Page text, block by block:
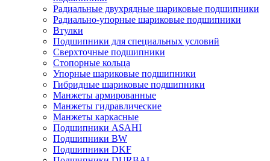
Радиальные двухрядные шариковые подшипники
Радиально-упорные шариковые подшипники
Втулки
Подшипники для специальных условий
Сверхточные подшипники
Стопорные кольца
Упорные шариковые подшипники
Гибридные шариковые подшипники
Манжеты армированные
Манжеты гидравлические
Манжеты каркасные
Подшипники ASAHI
Подшипники BW
Подшипники DKF